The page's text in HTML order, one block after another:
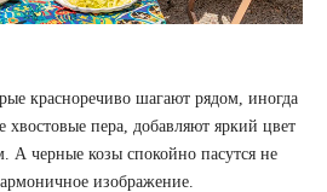
красноречиво шагают рядом, иногда
хвостовые пера, добавляют яркий цвет
А черные козы спокойно пасутся не
изображение.